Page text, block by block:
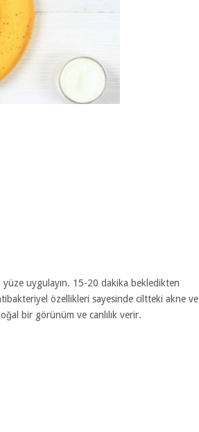
yüze uygulayın. 15-20 dakika bekledikten
özellikleri sayesinde ciltteki akne ve
bir görünüm ve canlılık verir.